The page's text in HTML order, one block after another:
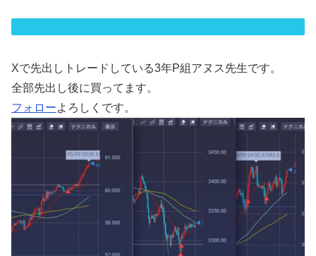
Xで先出しトレードしている3年P組アヌス先生です。
全部先出し後に買ってます。
フォローよろしくです。